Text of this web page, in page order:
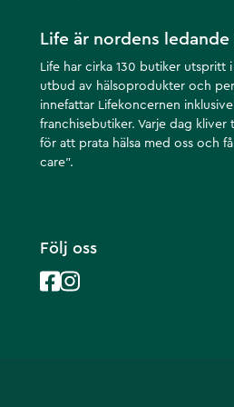
Life är nordens
Life har cirka 130 butiker
utbud av hälsoprodukter och
innefattar Lifekoncernen
franchisebutiker. Varje dag kliver
för att prata hälsa med oss och
care”.
Följ oss